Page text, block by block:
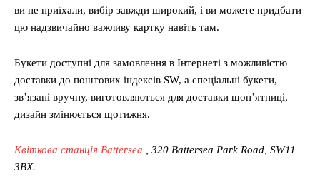
ви не приїхали, вибір завжди широкий, і ви можете придбати
цю надзвичайно важливу картку навіть там.
Букети доступні для замовлення в Інтернеті з можливістю
доставки до поштових індексів SW, а спеціальні букети,
зв’язані вручну, виготовляються для доставки щоп’ятниці,
дизайн змінюється щотижня.
Квіткова станція Battersea , 320 Battersea Park Road, SW11
3BX.